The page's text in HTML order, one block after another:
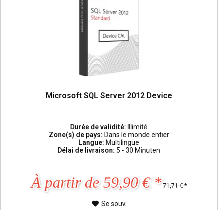
Microsoft SQL Server 2012 Device
Durée de validité:
Illimité
Zone(s) de pays: Dans le monde entier
Langue: Multilingue
Délai de livraison: 5 - 30 Minuten
À partir de 59,90 € * 71,71 € *
Se souv.